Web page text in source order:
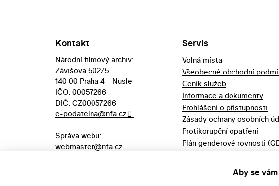
Kontakt
Národní filmový archiv:
Závišova 502/5
140 00 Praha 4 - Nusle
IČO: 00057266
DIČ: CZ00057266
e-podatelna@nfa.cz
Správa webu:
webmaster@nfa.cz
Servis
Volná místa
Všeobecné obchodní
Ceník služeb
Informace a dokumenty
Prohlášení o přístupnosti
Zásady ochrany osobních
Protikorupční opatření
Plán genderové rovnosti
Aby se